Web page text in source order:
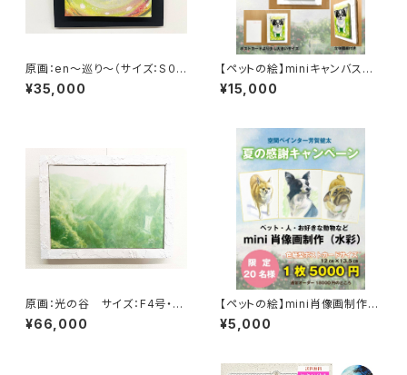
原画：en～巡り～（サイズ：S０
号：よこ18.5cm×たて18.5㎝×
奥行3.5㎝・額縁なし）
¥35,000
【ペットの絵】miniキャンバス制
作（アクリル絵の具・ポストカー
ドサイズ）
¥15,000
原画：光の谷 サイズ：F4号・(よ
こ333 × たて242mm ）
¥66,000
【ペットの絵】mini肖像画制作
（水彩・色紙型ポストカードサイ
ズ）
¥5,000